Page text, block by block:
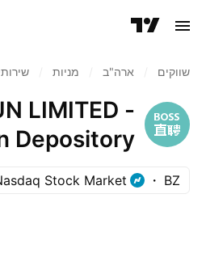
שווקים ארה"ב‏ מניות‏
LIMITED -
Depository
Shares
BZ
Stock Market